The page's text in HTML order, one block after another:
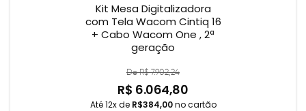
Kit Mesa Digitalizadora
com Tela Wacom Cintiq 16
+ Cabo Wacom One , 2ª
geração
De R$ 7.902,24
R$ 6.064,80
Até 12x de R$384,00no cartão